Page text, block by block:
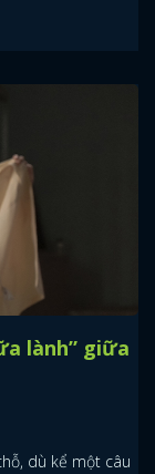
lành” giữa
dù kể một câu